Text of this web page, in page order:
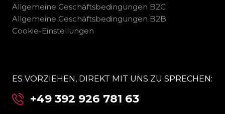
Allgemeine Geschäftsbedingungen B2C
Allgemeine Geschäftsbedingungen B2B
Cookie-Einstellungen
ES VORZIEHEN, DIREKT MIT UNS ZU SPRECHEN:
+49 392 926 781 63